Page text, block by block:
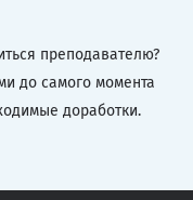
преподавателю?
до самого момента
доработки.